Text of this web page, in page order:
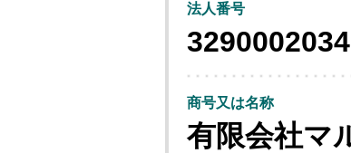
法人番号
商号又は名称
有限会社マ